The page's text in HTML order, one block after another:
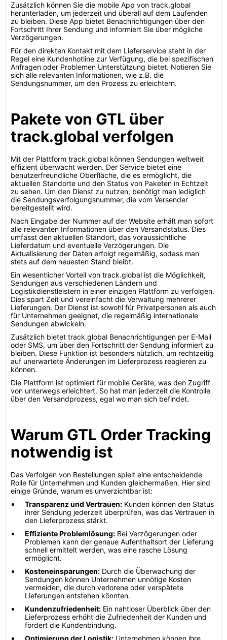
Zusätzlich können Sie die mobile App von track.global
herunterladen, um jederzeit und überall auf dem Laufenden
zu bleiben. Diese App bietet Benachrichtigungen über den
Fortschritt Ihrer Sendung und informiert Sie über mögliche
Verzögerungen.
Für den direkten Kontakt mit dem Lieferservice steht in der
Regel eine Kundenhotline zur Verfügung, die bei spezifischen
Anfragen oder Problemen Unterstützung bietet. Notieren Sie
sich alle relevanten Informationen, wie z.B. die
Sendungsnummer, um den Prozess zu erleichtern.
Pakete von GTL über
track.global verfolgen
Mit der Plattform track.global können Sendungen weltweit
effizient überwacht werden. Der Service bietet eine
benutzerfreundliche Oberfläche, die es ermöglicht, die
aktuellen Standorte und den Status von Paketen in Echtzeit
zu sehen. Um den Dienst zu nutzen, benötigt man lediglich
die Sendungsverfolgungsnummer, die vom Versender
bereitgestellt wird.
Nach Eingabe der Nummer auf der Website erhält man sofort
alle relevanten Informationen über den Versandstatus. Dies
umfasst den aktuellen Standort, das voraussichtliche
Lieferdatum und eventuelle Verzögerungen. Die
Aktualisierung der Daten erfolgt regelmäßig, sodass man
stets auf dem neuesten Stand bleibt.
Ein wesentlicher Vorteil von track.global ist die Möglichkeit,
Sendungen aus verschiedenen Ländern und
Logistikdienstleistern in einer einzigen Plattform zu verfolgen.
Dies spart Zeit und vereinfacht die Verwaltung mehrerer
Lieferungen. Der Dienst ist sowohl für Privatpersonen als auch
für Unternehmen geeignet, die regelmäßig internationale
Sendungen abwickeln.
Zusätzlich bietet track.global Benachrichtigungen per E-Mail
oder SMS, um über den Fortschritt der Sendung informiert zu
bleiben. Diese Funktion ist besonders nützlich, um rechtzeitig
auf unerwartete Änderungen im Lieferprozess reagieren zu
können.
Die Plattform ist optimiert für mobile Geräte, was den Zugriff
von unterwegs erleichtert. So hat man jederzeit die Kontrolle
über den Versandprozess, egal wo man sich befindet.
Warum GTL Order Tracking
notwendig ist
Das Verfolgen von Bestellungen spielt eine entscheidende
Rolle für Unternehmen und Kunden gleichermaßen. Hier sind
einige Gründe, warum es unverzichtbar ist:
Transparenz und Vertrauen: Kunden können den Status
ihrer Sendung jederzeit überprüfen, was das Vertrauen in
den Lieferprozess stärkt.
Effiziente Problemlösung: Bei Verzögerungen oder
Problemen kann der genaue Aufenthaltsort der Lieferung
schnell ermittelt werden, was eine rasche Lösung
ermöglicht.
Kosteneinsparungen: Durch die Überwachung der
Sendungen können Unternehmen unnötige Kosten
vermeiden, die durch verlorene oder verspätete
Lieferungen entstehen könnten.
Kundenzufriedenheit: Ein nahtloser Überblick über den
Lieferprozess erhöht die Zufriedenheit der Kunden und
fördert die Kundenbindung.
Optimierung der Logistik: Unternehmen können ihre